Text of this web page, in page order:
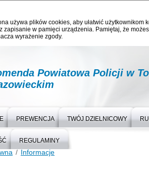
używa plików cookies, aby ułatwić
zapisanie w pamięci urządzenia. Pamiętaj, że
wyrażenie zgody.
Powiatowa Policji w
PREWENCJA TWÓJ DZIELNICOWY
REGULAMINY
Informacje